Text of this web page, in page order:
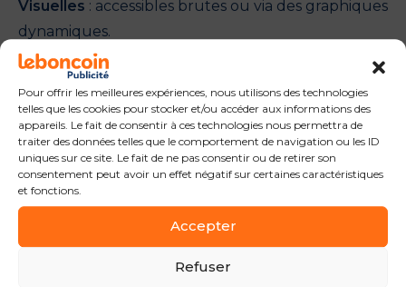
Pour offrir les meilleures expériences, nous utilisons des technologies
telles que les cookies pour stocker et/ou accéder aux informations des
appareils. Le fait de consentir à ces technologies nous permettra de
traiter des données telles que le comportement de navigation ou les ID
uniques sur ce site. Le fait de ne pas consentir ou de retirer son
consentement peut avoir un effet négatif sur certaines caractéristiques
et fonctions.
Accepter
Refuser
Visuelles : accessibles brutes ou via des graphiques
dynamiques.
Uniqueset entièrement fondées sur les insights
leboncoin
Cette nouvelle version du bon Observatoire est plus qu’un
outil : c’estun levier de décisionrapide, précis et pensé
de façon àfaire performer vos campagnesgrâce à des
insights sectoriels uniques. La nouvelle plateforme
Insights leboncoin est une solution tout-en-un pour
affiner votre stratégie marketing. Avec elle, prenez des
décisions éclairées et maximisez le ROI de vos
campagnes publicitaires.